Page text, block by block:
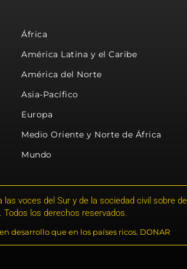
África
América Latina y el Caribe
América del Norte
Asia-Pacífico
Europa
Medio Oriente y Norte de África
Mundo
voces del Sur y de la sociedad civil sobre
los derechos reservados.
desarrollo que en los países ricos. DONAR